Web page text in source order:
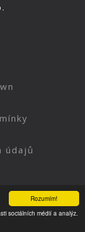
Rozumím!
sociálních médií a analýz.
údajů